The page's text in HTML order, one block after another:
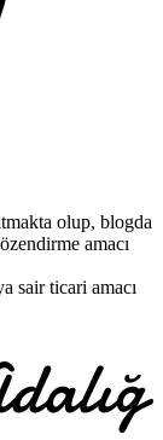
olup, blogda
amacı
sair ticari amacı